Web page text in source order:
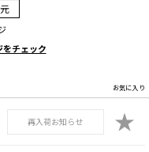
をチェック
お気に入り
再入荷お知らせ ★